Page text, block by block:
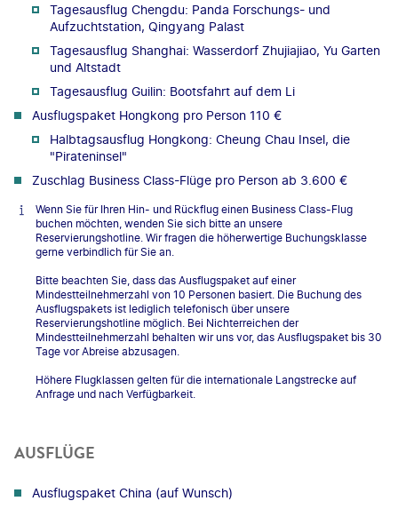
Tagesausflug Chengdu: Panda Forschungs- und
Aufzuchtstation, Qingyang Palast
Tagesausflug Shanghai: Wasserdorf Zhujiajiao, Yu Garten
und Altstadt
Tagesausflug Guilin: Bootsfahrt auf dem Li
Ausflugspaket Hongkong pro Person 110 €
Halbtagsausflug Hongkong: Cheung Chau Insel, die
"Pirateninsel"
Zuschlag Business Class-Flüge pro Person ab 3.600 €
Wenn Sie für Ihren Hin- und Rückflug einen Business Class-Flug
buchen möchten, wenden Sie sich bitte an unsere
Reservierungshotline. Wir fragen die höherwertige Buchungsklasse
gerne verbindlich für Sie an.
Bitte beachten Sie, dass das Ausflugspaket auf einer
Mindestteilnehmerzahl von 10 Personen basiert. Die Buchung des
Ausflugspakets ist lediglich telefonisch über unsere
Reservierungshotline möglich. Bei Nichterreichen der
Mindestteilnehmerzahl behalten wir uns vor, das Ausflugspaket bis 30
Tage vor Abreise abzusagen.
Höhere Flugklassen gelten für die internationale Langstrecke auf
Anfrage und nach Verfügbarkeit.
AUSFLÜGE
Ausflugspaket China (auf Wunsch)